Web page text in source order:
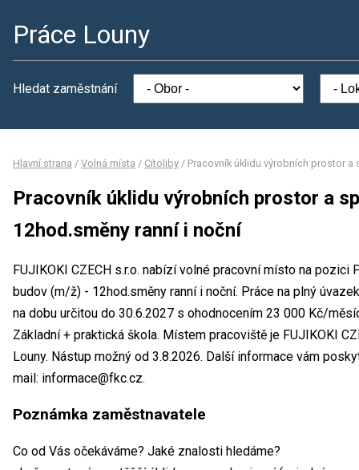
Práce Louny
Hledat zaměstnání
Hlavní strana / Volná místa / Cítoliby / Pracovník úklidu výrobních prostor
Pracovník úklidu výrobních prostor a
12hod.směny ranní i noční
FUJIKOKI CZECH s.r.o. nabízí volné pracovní místo na
budov (m/ž) - 12hod.směny ranní i noční. Práce na plný
na dobu určitou do 30.6.2027 s ohodnocením 23 000 Kč/
Základní + praktická škola. Místem pracoviště je FUJIKOKI
Louny. Nástup možný od 3.8.2026. Další informace vám
mail: informace@fkc.cz.
Poznámka zaměstnavatele
Co od Vás očekáváme? Jaké znalosti hledáme?